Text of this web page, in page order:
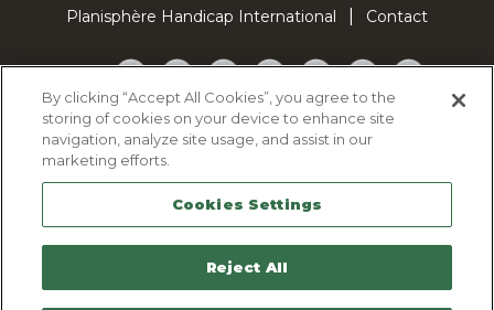
Planisphère Handicap International
Contact
Facebook
TwitterYouTubePinterestInstagramLinkedInTikTok
Politique d'utilisation des cookies
Politique de confidentialité
Mentions légales
Plan du site
Contactez-nous
By clicking “Accept All Cookies”, you agree to the
storing of cookies on your device to enhance site
navigation, analyze site usage, and assist in our
marketing efforts.
Cookies Settings
Reject All